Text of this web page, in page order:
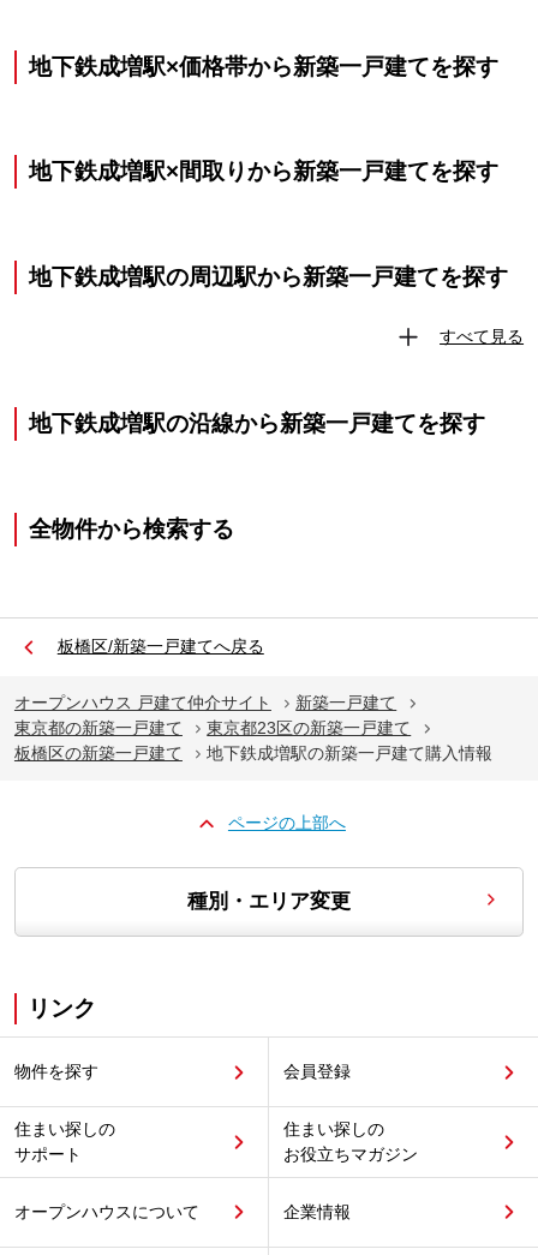
地下鉄成増駅×価格帯から新築一戸建てを探す
地下鉄成増駅×間取りから新築一戸建てを探す
地下鉄成増駅の周辺駅から新築一戸建てを探す
すべて見る
地下鉄成増駅の沿線から新築一戸建てを探す
全物件から検索する
板橋区/新築一戸建てへ戻る
オープンハウス 戸建て仲介サイト
新築一戸建て
東京都の新築一戸建て
東京都23区の新築一戸建て
板橋区の新築一戸建て
地下鉄成増駅の新築一戸建て購入情報
ページの上部へ
種別・エリア変更
リンク
物件を探す 会員登録
住まい探しの
サポート
住まい探しの
お役立ちマガジン
オープンハウスについて 企業情報